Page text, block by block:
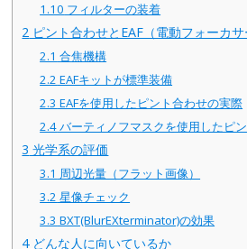
1.10 フィルターの装着
2 ピント合わせとEAF（電動フォーカサ
2.1 合焦機構
2.2 EAFキットが標準装備
2.3 EAFを使用したピント合わせの実際
2.4バーティノフマスクを使用したピ
3 光学系の評価
3.1 周辺光量（フラット画像）
3.2 星像チェック
3.3 BXT(BlurEXterminator)の効果
4どんな人に向いているか